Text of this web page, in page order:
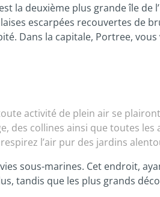
la deuxième plus grande île de
escarpées recouvertes de
Dans la capitale, Portree,
activité de plein air se
des collines ainsi que toutes
l’air pur des jardins
sous-marines. Cet endroit,
tandis que les plus grands